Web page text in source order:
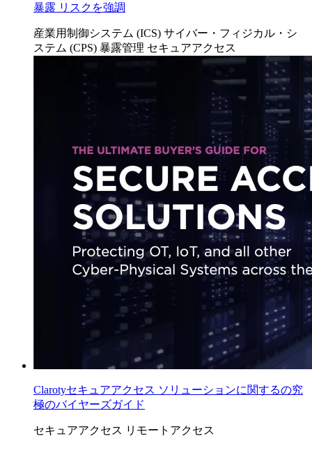
暴露 リスクを強調
産業用制御システム (ICS) サイバー・フィジカル・シ
ステム (CPS) 暴露管理 セキュアアクセス
Clarotyセキュアアクセス ソリューションに関するの究
極のバイヤーズガイド
セキュアアクセス リモートアクセス